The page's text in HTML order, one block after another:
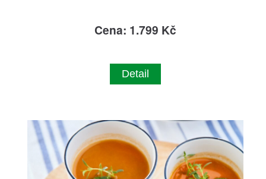
Cena: 1.799 Kč
Detail